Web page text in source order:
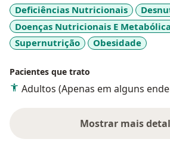
Deficiências Nutricionais
Doenças Nutricionais E
Supernutrição
Obesidade
Pacientes que trato
Adultos (Apenas em alguns
Mostrar maissobre a